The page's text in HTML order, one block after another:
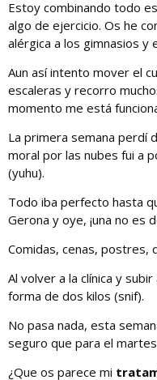
Estoy combinando todo
algo de ejercicio. Os he
alérgica a los gimnasios y
Aun así intento mover el
escaleras y recorro
momento me está
La primera semana perdí
moral por las nubes fui a
(yuhu).
Todo iba perfecto hasta
Gerona y oye, ¡una no es
Comidas, cenas, postres,
Al volver a la clínica y
forma de dos kilos (snif).
No pasa nada, esta
seguro que para el
¿Que os parece mi